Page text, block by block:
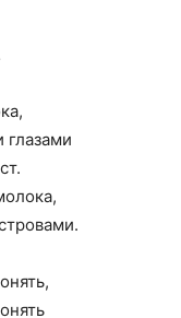
глазами